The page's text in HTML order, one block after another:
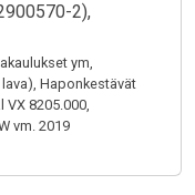
2),
ym,
Haponkestävät
8205.000,
vm. 2019